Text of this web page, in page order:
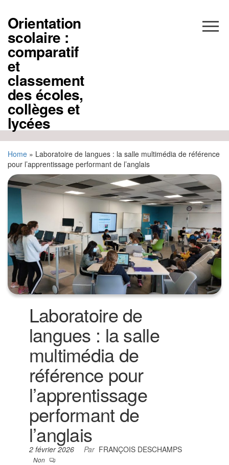
contenu
Orientation
scolaire :
comparatif
et
classement
des écoles,
collèges et
lycées
Home » Laboratoire de langues : la salle multimédia de référence
pour l’apprentissage performant de l’anglais
Laboratoire de
langues : la salle
multimédia de
référence pour
l’apprentissage
performant de
l’anglais
2 février 2026 Par FRANÇOIS DESCHAMPS
Non